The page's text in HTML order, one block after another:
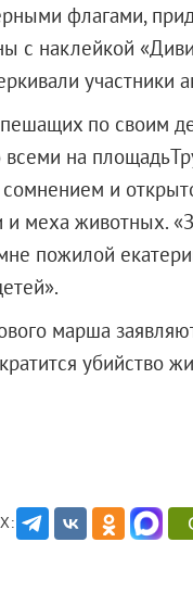
флагами,
с наклейкой
участники
по своим
на
и
и меха животных.
пожилой
марша
убийство